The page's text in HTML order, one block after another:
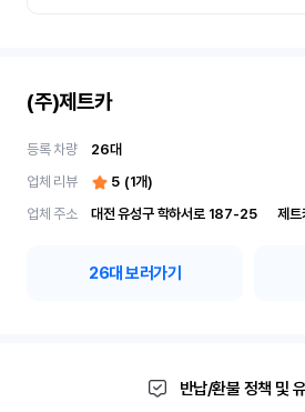
(주)제트카
등록 차량 26대
업체 리뷰
5 (1개)
업체 주소
대전 유성구 학
26대 보러가기
반납/환불 정책 및